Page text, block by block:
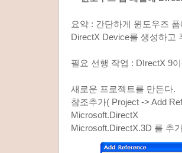
요약 : 간단하게 윈도우즈
DirectX Device를 생성하고
필요 선행 작업 : DIrectX 9
새로운 프로젝트를 만든다.
참조추가( Project -> Add
Microsoft.DirectX
Microsoft.DirectX.3D 를 추